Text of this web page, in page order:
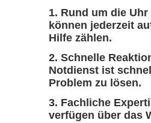
Rund um die
können jederzeit
Hilfe zählen.
Schnelle
Notdienst ist
Problem zu lösen.
Fachliche
verfügen über das